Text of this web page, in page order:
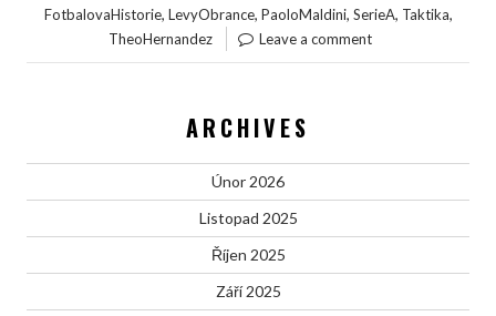
FotbalovaHistorie, LevyObrance, PaoloMaldini, SerieA, Taktika,
TheoHernandez Leave a comment
ARCHIVES
Únor 2026
Listopad 2025
Říjen 2025
Září 2025